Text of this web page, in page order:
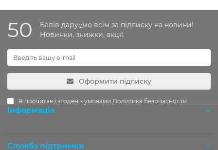
50
Балів даруємо всім за підписку на новини!
Новинки, знижки, акції.
Оформити підписку
Я прочитав і згоден з умовами Политика безопасности
Інформація
Служба підтримки